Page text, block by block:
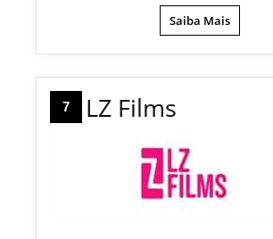
Saiba Mais
7 LZ Films